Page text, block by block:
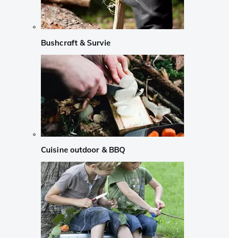
Bushcraft & Survie
Cuisine outdoor & BBQ